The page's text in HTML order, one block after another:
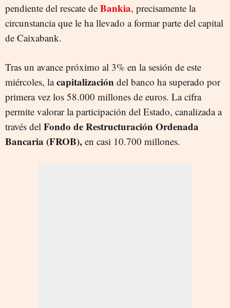
pendiente del rescate de Bankia, precisamente la
circunstancia que le ha llevado a formar parte del capital
de Caixabank.
Tras un avance próximo al 3% en la sesión de este
miércoles, lacapitalización del banco ha superado por
primera vez los 58.000 millones de euros. La cifra
permite valorar la participación del Estado, canalizada a
través del Fondo de Restructuración Ordenada
Bancaria (FROB), en casi 10.700 millones.